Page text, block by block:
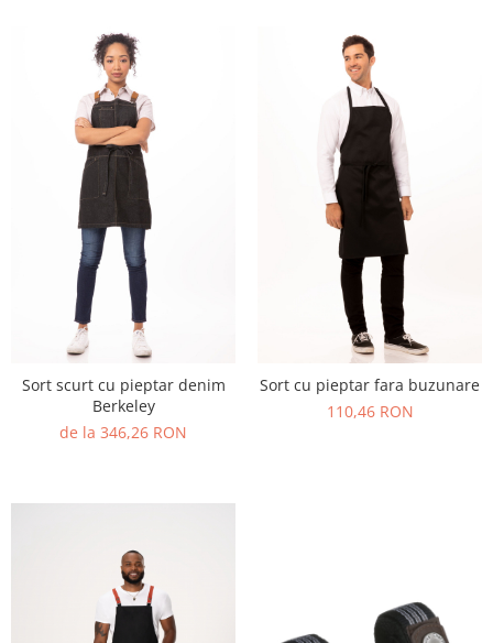
Sort scurt cu pieptar denim
Berkeley
de la 346,26 RON
Sort cu pieptar fara buzunare
110,46 RON